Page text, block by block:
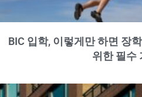
BIC 입학, 이렇게만 하면 장
위한 필수